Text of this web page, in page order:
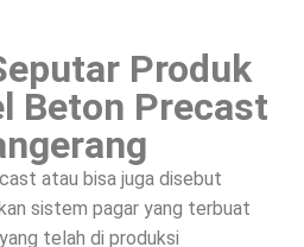
Produk
Beton Precast
atau bisa juga disebut
sistem pagar yang terbuat
telah di produksi